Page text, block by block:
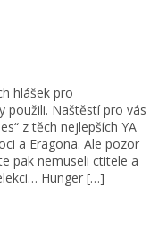
hlášek pro
použili. Naštěstí pro vás
z těch nejlepších YA
a Eragona. Ale pozor
pak nemuseli ctitele a
Hunger […]